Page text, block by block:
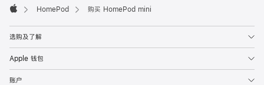
HomePod 购买 HomePod mini
选购及了解
Apple 钱包
账户